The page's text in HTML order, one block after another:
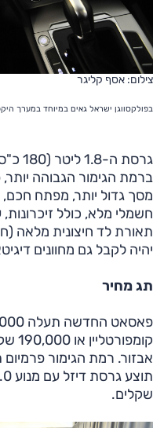
צילום: אסף קליגר
בפולקסווגן ישראל גאים במיוחד במערך
מסך גדול יותר, מפתח
חשמלי מלא, כולל זיכרונות,
תאורת לד חיצונית מלאה
יהיה לקבל גם מחוונים דיגיטאליים
תג מחיר
שקלים.